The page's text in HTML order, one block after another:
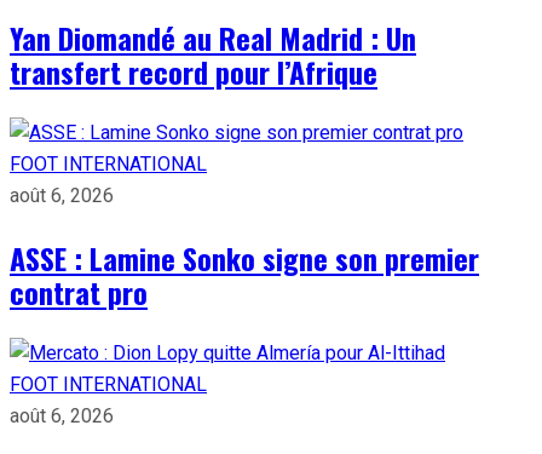
Yan Diomandé au Real Madrid : Un
transfert record pour l’Afrique
FOOT INTERNATIONAL
août 6, 2026
ASSE : Lamine Sonko signe son premier
contrat pro
FOOT INTERNATIONAL
août 6, 2026